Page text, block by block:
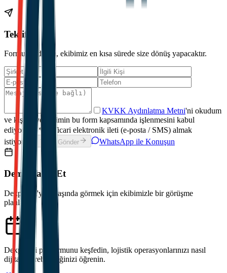
Teklif Al
Formu doldurun, ekibimiz en kısa sürede size dönüş yapacaktır.
KVKK Aydınlatma Metni'ni okudum
ve kişisel verilerimin bu form kapsamında işlenmesini kabul
ediyorum.*
Ticari elektronik ileti (e-posta / SMS) almak
istiyorum.
Talep Gönder WhatsApp ile Konuşun
Demo Talep Et
Dexpell.ai'yi iş başında görmek için ekibimizle bir görüşme
planlayın.
Dexpell.ai platformunu keşfedin, lojistik operasyonlarınızı nasıl
dijitalleştirebileceğinizi öğrenin.